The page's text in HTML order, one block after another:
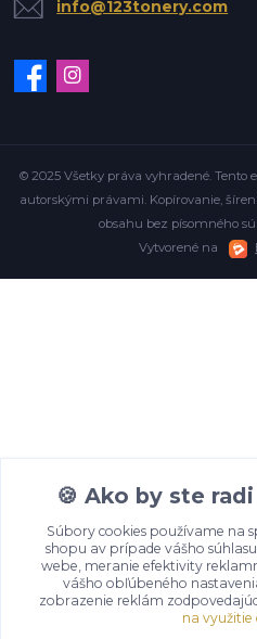
info@123tonery.com
© 2025 Všetky práva vyhradené. Tento
autorskými právami. Kopírovanie,
obsahu bez písomného
Vytvorené na
🍪 Ako by ste
Súbory cookies používame na
shopu av prípade vášho
webe, meranie efektivity
vášho obľúbeného
zobrazenie reklám
na využitie